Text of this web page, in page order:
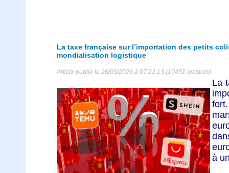
La taxe française sur l’importation des petits
mondialisation logistique
Article publié le 26/05/2026 à 07:22:13 (10451 lectures)
La
à